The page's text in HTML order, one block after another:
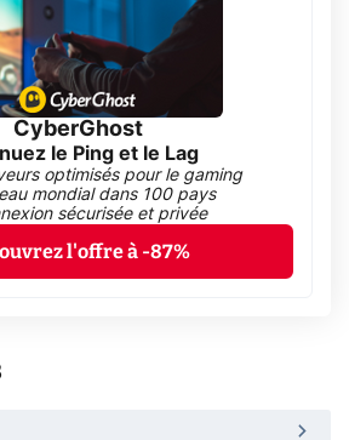
CyberGhost
le Ping et le Lag
optimisés pour le gaming
mondial dans 100 pays
sécurisée et privée
l'offre à -87%